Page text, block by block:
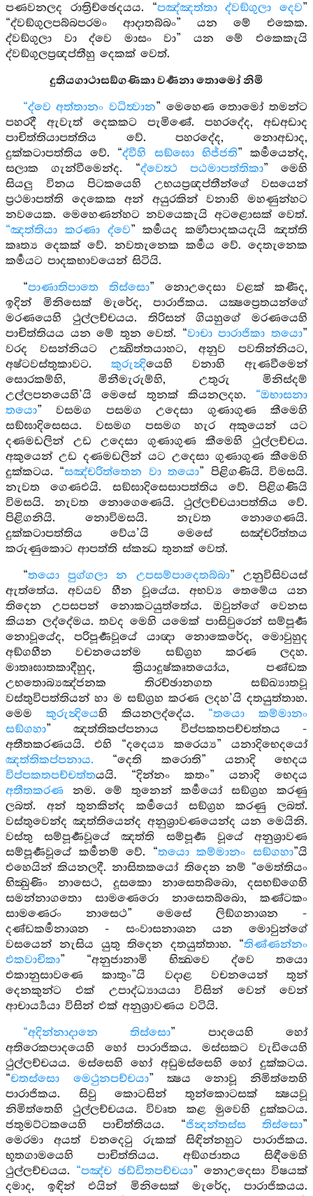
පණවනලද රාත්‍රිච්ඡෙදයය. “පඤ්ඤත්තා ද්වඞ්ගුලා දෙව”
“ද්වඞ්ගුලපබ්බපරමං ආදාතබ්බං” යන මේ එකෙක.
ද්වඞ්ගුලා වා ද්වෙ මාසං වා” යන මේ එකෙකැයි
ද්වඞ්ගුලප්‍රඥප්තීහු දෙකක් වෙත්.
දුතියගාථාසඞ්ගණිකා වර්‍ණනා තොමෝ නිමි
“ද්වෙ අත්තානං වධිත්‍වාන” මෙහෙණ තොමෝ තමන්ට
පහරදී ඇවැත් දෙකකට පැමිණේ. පහරදේද, අඩඅඩාද
පාචිත්තියාපත්තිය වේ. පහරදේද, නොඅඩාද,
දුක්කටාපත්තිය වේ. “ද්වීහි සඞ්ඝො භිජ්ජති” කර්‍මයෙන්ද,
සලාක ගැන්වීමෙන්ද. “ද්වෙත්‍ථ පඨමාපත්තිකා” මෙහි
සියලු විනය පිටකයෙහි උභයප්‍රඥප්තීන්ගේ වසයෙන්
ප්‍රථමාපත්ති දෙකෙක අන් අයුරකින් වනාහි මහණුන්හට
නවයෙක. මෙහෙණන්හට නවයෙකැයි අටළොසක් වෙත්.
“ඤත්තියා කරණා ද්වෙ” කර්‍මයද කර්‍මාපාදකයදැයි ඤත්ති
කෘත්‍ය දෙකක් වේ. නවතැනෙක කර්‍මය වේ. දෙතැනෙක
කර්‍මයට පාදකභාවයෙන් සිටියි.
“පාණාතිපාතෙ තිස්සො” නොඋදෙසා වළක් කණීද,
ඉදින් මිනිසෙක් මැරේද, පාරාජිකය. යක්‍ෂප්‍රෙතයන්ගේ
මරණයෙහි ථුල්ලච්චයය. තිරිසන් ගියහුගේ මරණයෙහි
පාචිත්තියය යන මේ තුන වෙත්. “වාචා පාරාජිකා තයො”
වරද වසන්නියට උක්‍ඛිත්තයාහට, අනුව පවතින්නියට,
අෂ්ටවස්තුකාවට. කුරුන්‍දියෙහි වනාහි ඇණවීමෙන්
සොරකම්හි, මිනීමැරුම්හි, උතුරු මිනිස්දම්
උල්ලපනයෙහි’යි මෙසේ තුනක් කියනලදහ. “ඔභාසනා
තයො” වසමග පසමග උදෙසා ගුණාගුණ කීමෙහි
සඞ්ඝාදිසෙසය. වසමග පසමග හැර අකුයෙන් යට
දණමඩලින් උඩ උදෙසා ගුණාගුණ කීමෙහි ථුල්ලච්චය.
අකුයෙන් උඩ දණමඩලින් යට උදෙසා ගුණාගුණ කීමෙහි
දුක්කටය. “සඤ්චරිත්තෙන වා තයො” පිළිගණියි. විමසයි.
නැවත ගෙණඑයි. සඞ්ඝාදිසෙසාපත්තිය වේ. පිළිගණියි
විමසයි. නැවත නොගෙණෙයි. ථුල්ලච්චයාපත්තිය වේ.
පිළිගනියි. නොවිමසයි. නැවත නොගෙණයි.
දුක්කටාපත්තිය වේය’යි මෙසේ සඤ්චරිත්තය
කරුණුකොට ආපත්ති ස්කන්‍ධ තුනක් වෙත්.
“තයො පුග්ගලා න උපසම්පාදෙතබ්බා” උනුවිසිවයස්
ඇත්තේය. අවයව හීන වූයේය. අභව්‍ය තෙමේය යන
තිදෙන උපසපන් නොකටයුත්තේය. ඔවුන්ගේ වෙනස
කියන ලද්දේමය. තවද මෙහි යමෙක් පාසිවුරෙන් සම්පූර්‍ණ
නොවූයේද, පරිපූර්‍ණවූයේ යාඥා නොකෙරේද, මොවුහුද
අඞ්ගහීන වචනයෙන්ම සඞ්ග්‍රහ කරණ ලදහ.
මාතෘඝාතකාදීහුද, ක්‍රියාදුෂ්කෘතයෝය, පණ්ඩක
උභතොබ්‍යඤ්ජනක තිරච්ඡානගත සඞ්ඛ්‍යාතවූ
වස්තුවිපත්තියන් හා ම සඞ්ග්‍රහ කරණ ලදහ’යි දතයුත්තාහ.
මෙම කුරුන්‍දියෙහි කියනලද්දේය. “තයො කම්මානං
සඞ්ගහා” ඤත්තිකප්පනාය විප්පකතපච්චත්තය -
අතීතකරණයයි. එහි “දදෙය්‍ය කරෙය්‍ය” යනාදිභෙදයෝ
ඤත්තිකප්පනාය. “දෙති කරොති” යනාදි භෙදය
විප්පකතපච්චත්තයයි. “දින්නං කතං” යනාදි භෙදය
අතීතකරණ නම. මේ තුනෙන් කර්‍මයෝ සඞ්ග්‍රහ කරණු
ලබත්. අන් තුනකින්ද කර්‍මයෝ සඞ්ග්‍රහ කරණු ලබත්.
වස්තුවෙන්ද ඤත්තියෙන්ද අනුශ්‍රාවණයෙන්ද යන මෙයිනි.
වස්තු සම්පූර්‍ණවූයේ ඤත්ති සම්පූර්‍ණ වූයේ අනුශ්‍රාවණ
සම්පූර්‍ණවූයේ කර්‍මනම් වේ. “තයො කම්මානං සඞ්ගහා”යි
එහෙයින් කියනලදී. නාසිතකයෝ තිදෙන නම් “මෙත්තියං
භික්‍ඛුණිං නාසෙථ, දූසකො නාසෙතබ්බො, දසභඞ්ගෙහි
සමන්නාගතො සාමණෙරො නාසෙතබ්බො, කණ්ටකං
සාමණෙරං නාසෙථ” මෙසේ ලිඞ්ගනාශන -
දණ්ඩකර්‍මනාශන - සංවාසනාශන යන මොවුන්ගේ
වසයෙන් නැසිය යුතු තිදෙන දතයුත්තාහ. “තිණ්ණන්නං
එකවාචිකා” “අනුජානාමි භික්‍ඛවෙ ද්වෙ තයො
එකානුසාවණෙ කාතුං”යි වදාළ වචනයෙන් තුන්
දෙනකුන්ට එක් උපාද්ධ්‍යායයා විසින් වෙන් වෙන්
ආචාර්‍ය්‍යයා විසින් එක් අනුශ්‍රාවණය වටියි.
“අදින්නාදානෙ තිස්සො” පාදයෙහි හෝ
අතිරෙකපාදයෙහි හෝ පාරාජිකය. මස්සකට වැඩියෙහි
ථුල්ලච්චයය. මස්සෙහි හෝ අඩුමස්සෙහි හෝ දුක්කටය.
“චතස්සො මෙථුනපච්චයා” ක්‍ෂය නොවූ නිමිත්තෙහි
පාරාජිකය. සිවු කොටසින් තුන්කොටසක් ක්‍ෂයවූ
නිමිත්තෙහි ථුල්ලච්චයය. විවෘත කළ මුවෙහි දුක්කටය.
ජතුමට්ටකයෙහි පාචිත්තියය. “ජින්‍දන්තස්ස තිස්සො”
මෙරමා අයත් වනදෙටු රුකක් සිඳින්නහුට පාරාජිකය.
භූතගාමයෙහි පාචිත්තියය. අඞ්ගජාතය සිඳීමෙහි
ථුල්ලච්චයය. “පඤ්ච ඡඩ්ඩිතපච්චයා” නොඋදෙසා විෂයක්
දමාද, ඉඳින් එයින් මිනිසෙක් මැරේද, පාරාජිකයය.